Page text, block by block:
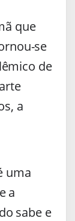
que
se
de
a
uma
a
sabe e